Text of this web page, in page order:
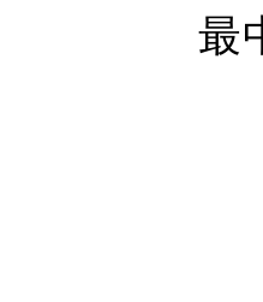
最